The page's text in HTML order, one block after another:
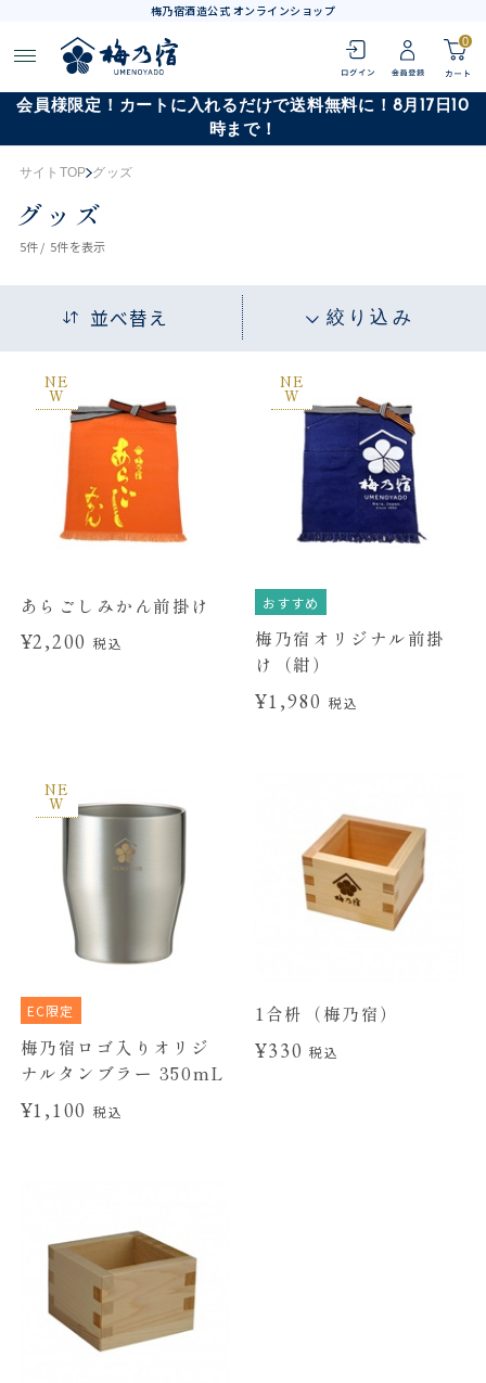
梅乃宿酒造公式 オンラインショップ
0
会員様限定！カートに入れるだけで送料無料に！8月17日10
時まで！
サイトTOP グッズ
グッズ
5件 / 5件を表示
並べ替え 絞り込み
NE
W
あらごしみかん前掛け
¥2,200税込
NE
W
おすすめ
梅乃宿オリジナル前掛
け（紺）
¥1,980 税込
NE
W
EC限定
梅乃宿ロゴ入りオリジ
ナルタンブラー 350mL
¥1,100税込
1合枡（梅乃宿）
¥330税込